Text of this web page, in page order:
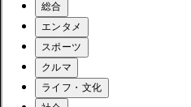
総合
エンタメ
スポーツ
クルマ
ライフ・文化